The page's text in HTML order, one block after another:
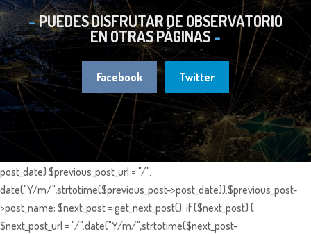
PUEDES DISFRUTAR DE OBSERVATORIO
EN OTRAS PÁGINAS
Facebook Twitter
post_date) $previous_post_url = "/".
date("Y/m/",strtotime($previous_post->post_date)).$previous_post-
>post_name; $next_post = get_next_post(); if ($next_post) {
$next_post_url = "/".date("Y/m/",strtotime($next_post-